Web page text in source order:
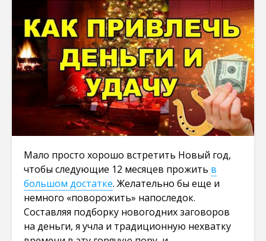
Мало просто хорошо встретить Новый год,
чтобы следующие 12 месяцев прожить в
большом достатке. Желательно бы еще и
немного «поворожить» напоследок.
Составляя подборку новогодних заговоров
на деньги, я учла и традиционную нехватку